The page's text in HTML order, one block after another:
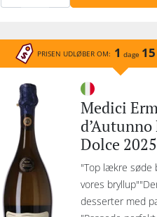
PRISEN UDLØBER OM: 1 dage 15
Medici
Dolce 2025
"Top lækre søde
vores
desserter med